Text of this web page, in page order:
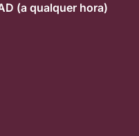
(a qualquer hora)